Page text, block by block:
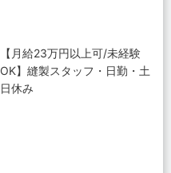
【月給23万円以上可/未経験
OK】縫製スタッフ・日勤・土
日休み